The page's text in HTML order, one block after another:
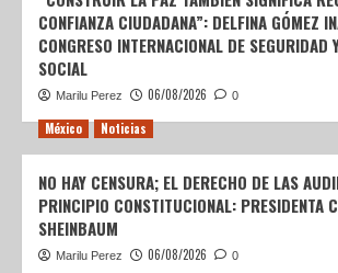
CONFIANZA CIUDADANA”: DELFINA GÓMEZ
CONGRESO INTERNACIONAL DE SEGURIDAD
SOCIAL
Marilu Perez 06/08/2026 0
México Noticias
NO HAY CENSURA; EL DERECHO DE LAS
PRINCIPIO CONSTITUCIONAL: PRESIDENTA
SHEINBAUM
Marilu Perez 06/08/2026 0